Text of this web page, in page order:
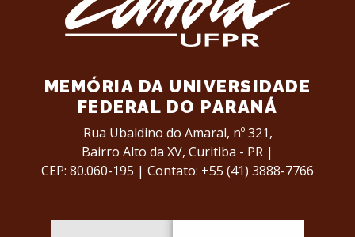
MEMÓRIA DA UNIVERSIDADE
FEDERAL DO PARANÁ
Rua Ubaldino do Amaral, nº 321,
Bairro Alto da XV, Curitiba - PR |
CEP: 80.060-195 | Contato: +55 (41) 3888-7766